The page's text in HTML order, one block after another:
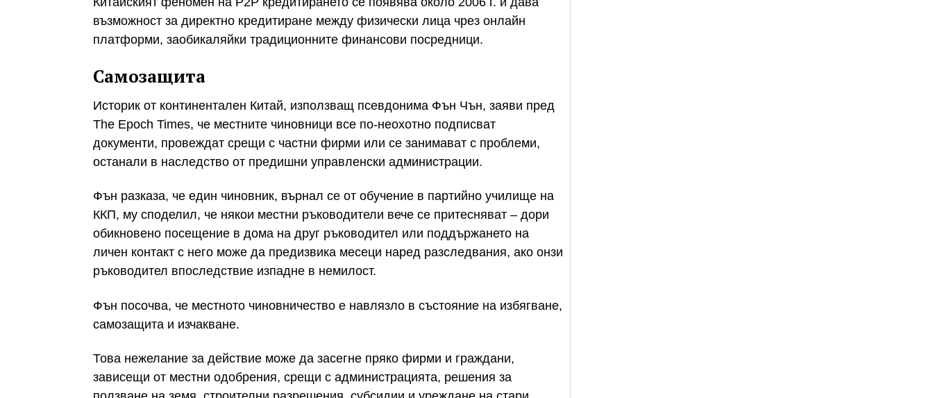
възможност за директно кредитиране между физически лица чрез онлайн
платформи, заобикаляйки традиционните финансови посредници.
Самозащита
Историк от континентален Китай, използващ псевдонима Фън Чън, заяви пред
The Epoch Times, че местните чиновници все по-неохотно подписват
документи, провеждат срещи с частни фирми или се занимават с проблеми,
останали в наследство от предишни управленски администрации.
Фън разказа, че един чиновник, върнал се от обучение в партийно училище на
ККП, му споделил, че някои местни ръководители вече се притесняват – дори
обикновено посещение в дома на друг ръководител или поддържането на
личен контакт с него може да предизвика месеци наред разследвания, ако онзи
ръководител впоследствие изпадне в немилост.
Фън посочва, че местното чиновничество е навлязло в състояние на избягване,
самозащита и изчакване.
Това нежелание за действие може да засегне пряко фирми и граждани,
зависещи от местни одобрения, срещи с администрацията, решения за